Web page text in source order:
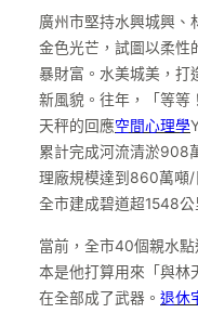
廣州市堅持水興城興、
金色光芒，試圖以柔性
暴財富。水美城美，打
新風貌。往年，「等等！
天秤的回應空間心理學
累計完成河流清淤908
理廠規模達到860萬噸/
全市建成碧道超1548公
當前，全市40個親水
本是他打算用來「與林
在全部成了武器。 退休